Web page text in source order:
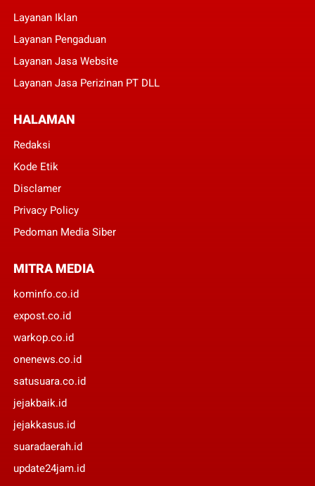
Layanan Iklan
Layanan Pengaduan
Layanan Jasa Website
Layanan Jasa Perizinan PT DLL
HALAMAN
Redaksi
Kode Etik
Disclamer
Privacy Policy
Pedoman Media Siber
MITRA MEDIA
kominfo.co.id
expost.co.id
warkop.co.id
onenews.co.id
satusuara.co.id
jejakbaik.id
jejakkasus.id
suaradaerah.id
update24jam.id